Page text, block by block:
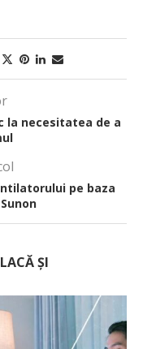
la necesitatea de a
pe baza
ȘI